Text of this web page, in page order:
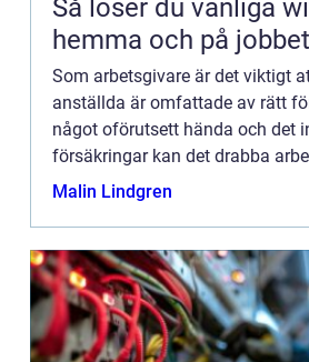
Så löser du vanliga
hemma och på jobbet
Som arbetsgivare är det viktigt
anställda är omfattade av rätt
något oförutsett hända och det
försäkringar kan det drabba
De allra flesta arbetsgivare har
Malin Lindgren